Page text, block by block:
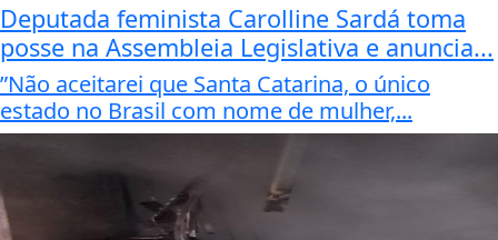
Deputada feminista Carolline Sardá toma
posse na Assembleia Legislativa e anuncia...
”Não aceitarei que Santa Catarina, o único
estado no Brasil com nome de mulher,...